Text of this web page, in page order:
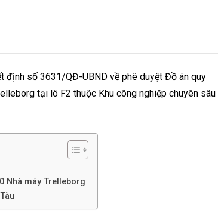
định số 3631/QĐ-UBND về phê duyệt Đồ án quy
tại lô F2 thuộc Khu công nghiệp chuyên sâu
Nhà máy Trelleborg